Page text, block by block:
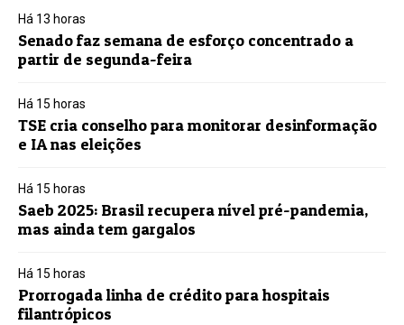
Há 13 horas
Senado faz semana de esforço concentrado a
partir de segunda-feira
Há 15 horas
TSE cria conselho para monitorar desinformação
e IA nas eleições
Há 15 horas
Saeb 2025: Brasil recupera nível pré-pandemia,
mas ainda tem gargalos
Há 15 horas
Prorrogada linha de crédito para hospitais
filantrópicos